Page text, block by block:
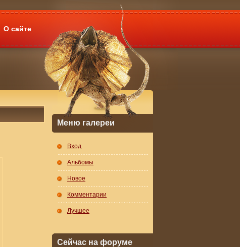
О сайте
Меню галереи
Вход
Альбомы
Новое
Комментарии
Лучшее
Сейчас на форуме